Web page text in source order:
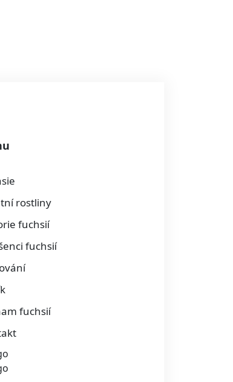
rostliny
fuchsií
fuchsií
fuchsií